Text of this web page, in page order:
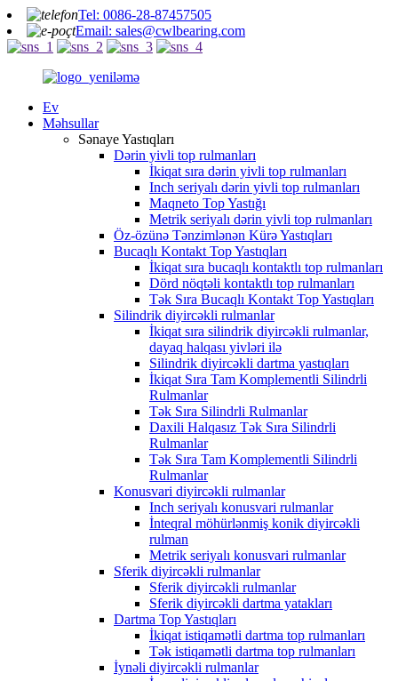
Tel: 0086-28-87457505
Email: sales@cwlbearing.com
Ev
Məhsullar
Sənaye Yastıqları
Dərin yivli top rulmanları
İkiqat sıra dərin yivli top rulmanları
Inch seriyalı dərin yivli top rulmanları
Maqneto Top Yastığı
Metrik seriyalı dərin yivli top rulmanları
Öz-özünə Tənzimlənən Kürə Yastıqları
Bucaqlı Kontakt Top Yastıqları
İkiqat sıra bucaqlı kontaktlı top rulmanları
Dörd nöqtəli kontaktlı top rulmanları
Tək Sıra Bucaqlı Kontakt Top Yastıqları
Silindrik diyircəkli rulmanlar
İkiqat sıra silindrik diyircəkli rulmanlar,
dayaq halqası yivləri ilə
Silindrik diyircəkli dartma yastıqları
İkiqat Sıra Tam Komplementli Silindrli
Rulmanlar
Tək Sıra Silindrli Rulmanlar
Daxili Halqasız Tək Sıra Silindrli
Rulmanlar
Tək Sıra Tam Komplementli Silindrli
Rulmanlar
Konusvari diyircəkli rulmanlar
Inch seriyalı konusvari rulmanlar
İnteqral möhürlənmiş konik diyircəkli
rulman
Metrik seriyalı konusvari rulmanlar
Sferik diyircəkli rulmanlar
Sferik diyircəkli rulmanlar
Sferik diyircəkli dartma yatakları
Dartma Top Yastıqları
İkiqat istiqamətli dartma top rulmanları
Tək istiqamətli dartma top rulmanları
İynəli diyircəkli rulmanlar